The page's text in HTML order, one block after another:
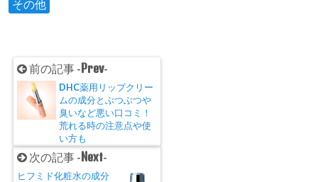
その他
前の記事 - Prev-
DHC薬用リップクリー
ムの成分とぶつぶつや
臭いなど悪い口コミ！
荒れる時の注意点や使
い方も
次の記事 - Next-
ヒフミド化粧水の成分